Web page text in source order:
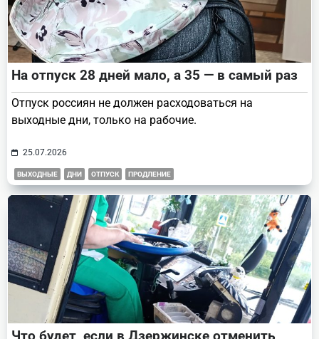
На отпуск 28 дней мало, а 35 — в самый раз
Отпуск россиян не должен расходоваться на
выходные дни, только на рабочие.
25.07.2026
ВЫХОДНЫЕ ДНИ ОТПУСК ПРОДЛЕНИЕ
Что будет, если в Дзержинске отменить